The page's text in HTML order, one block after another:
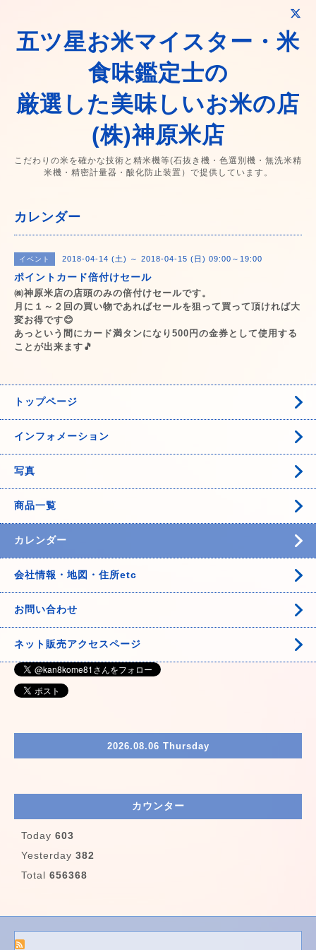
五ツ星お米マイスター・米
食味鑑定士の
厳選した美味しいお米の店
(株)神原米店
こだわりの米を確かな技術と精米機等(石抜き機・色選別機・無洗米精
米機・精密計量器・酸化防止装置）で提供しています。
カレンダー
イベント 2018-04-14 (土) ～ 2018-04-15 (日) 09:00～19:00
ポイントカード倍付けセール
㈱神原米店の店頭のみの倍付けセールです。
月に１～２回の買い物であればセールを狙って買って頂ければ大
変お得です😊
あっという間にカード満タンになり500円の金券として使用する
ことが出来ます🎵
トップページ
インフォメーション
写真
商品一覧
カレンダー
会社情報・地図・住所etc
お問い合わせ
ネット販売アクセスページ
2026.08.06 Thursday
カウンター
Today 603
Yesterday 382
Total 656368